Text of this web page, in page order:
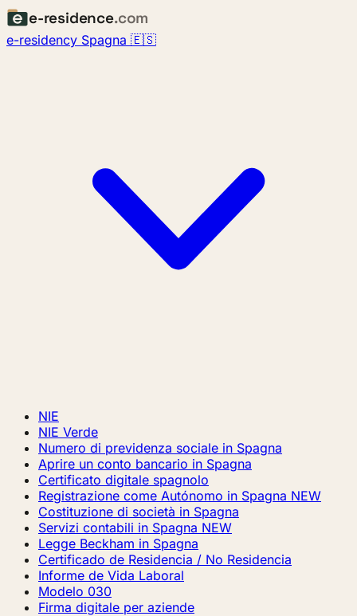
e-residence.com
e-residency Spagna 🇪🇸
NIE
NIE Verde
Numero di previdenza sociale in Spagna
Aprire un conto bancario in Spagna
Certificato digitale spagnolo
Registrazione come Autónomo in Spagna NEW
Costituzione di società in Spagna
Servizi contabili in Spagna NEW
Legge Beckham in Spagna
Certificado de Residencia / No Residencia
Informe de Vida Laboral
Modelo 030
Firma digitale per aziende